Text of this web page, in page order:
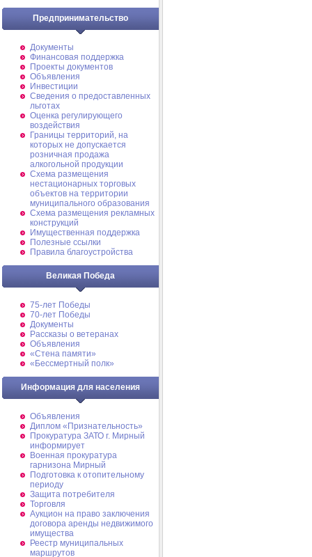
Предпринимательство
Документы
Финансовая поддержка
Проекты документов
Объявления
Инвестиции
Сведения о предоставленных
льготах
Оценка регулирующего
воздействия
Границы территорий, на
которых не допускается
розничная продажа
алкогольной продукции
Схема размещения
нестационарных торговых
объектов на территории
муниципального образования
Схема размещения рекламных
конструкций
Имущественная поддержка
Полезные ссылки
Правила благоустройства
Великая Победа
75-лет Победы
70-лет Победы
Документы
Рассказы о ветеранах
Объявления
«Стена памяти»
«Бессмертный полк»
Информация для населения
Объявления
Диплом «Признательность»
Прокуратура ЗАТО г. Мирный
информирует
Военная прокуратура
гарнизона Мирный
Подготовка к отопительному
периоду
Защита потребителя
Торговля
Аукцион на право заключения
договора аренды недвижимого
имущества
Реестр муниципальных
маршрутов